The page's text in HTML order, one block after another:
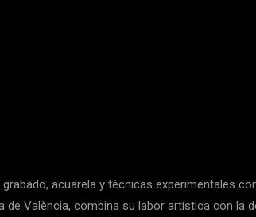
acuarela y técnicas experimentales
València, combina su labor artística con la